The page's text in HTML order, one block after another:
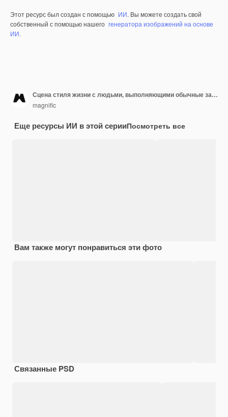
Этот ресурс был создан с помощью ИИ. Вы можете создать свой
собственный с помощью нашего генератора изображений на основе
ИИ.
Сцена стиля жизни с людьми, выполняющими обычные задачи в стиле аниме
magnific
Еще ресурсы ИИ в этой серииПосмотреть все
Вам также могут понравиться эти фото
Связанные PSD